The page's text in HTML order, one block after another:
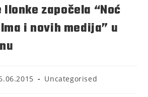
Ilonke započela “Noć
i novih medija” u
Uncategorised